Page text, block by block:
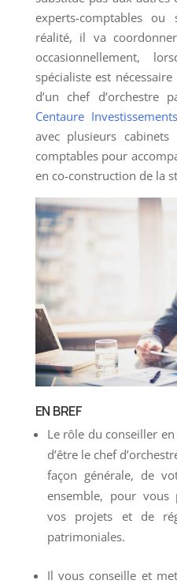
experts-comptables ou
réalité, il va
occasionnellement,
spécialiste est
d’un chef d’orchestre
Centaure Investissements
avec plusieurs cabinets
comptables pour
en co-construction de la
EN BREF
Le rôle du conseiller
d’être le chef
façon générale, de
ensemble, pour vous
vos projets et de
patrimoniales.
Il vous conseille et